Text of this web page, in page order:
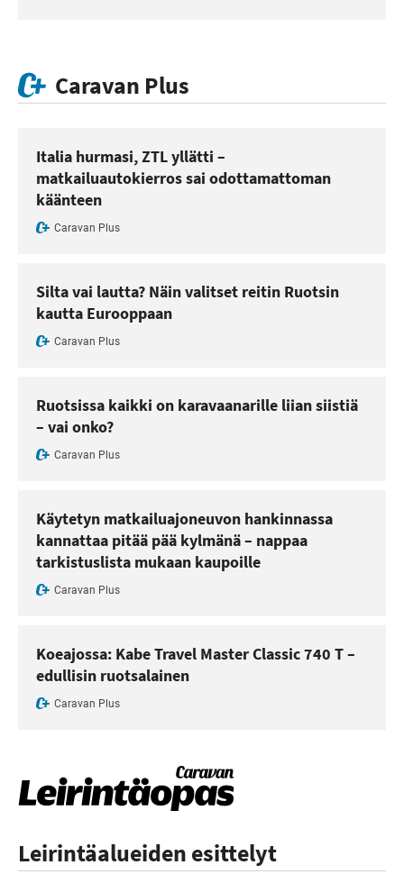
Caravan Plus
Italia hurmasi, ZTL yllätti –
matkailuautokierros sai odottamattoman
käänteen
Caravan Plus
Silta vai lautta? Näin valitset reitin Ruotsin
kautta Eurooppaan
Caravan Plus
Ruotsissa kaikki on karavaanarille liian siistiä
– vai onko?
Caravan Plus
Käytetyn matkailuajoneuvon hankinnassa
kannattaa pitää pää kylmänä – nappaa
tarkistuslista mukaan kaupoille
Caravan Plus
Koeajossa: Kabe Travel Master Classic 740 T –
edullisin ruotsalainen
Caravan Plus
Leirintäalueiden esittelyt